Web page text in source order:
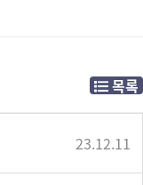
목록
23.12.11